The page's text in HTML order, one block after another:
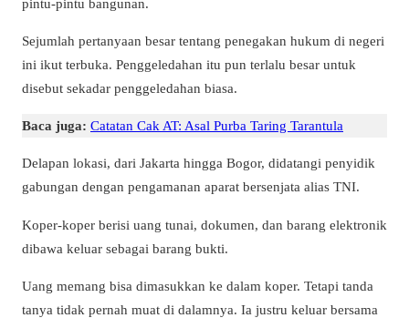
pintu-pintu bangunan.
Sejumlah pertanyaan besar tentang penegakan hukum di negeri
ini ikut terbuka. Penggeledahan itu pun terlalu besar untuk
disebut sekadar penggeledahan biasa.
Baca juga: Catatan Cak AT: Asal Purba Taring Tarantula
Delapan lokasi, dari Jakarta hingga Bogor, didatangi penyidik
gabungan dengan pengamanan aparat bersenjata alias TNI.
Koper-koper berisi uang tunai, dokumen, dan barang elektronik
dibawa keluar sebagai barang bukti.
Uang memang bisa dimasukkan ke dalam koper. Tetapi tanda
tanya tidak pernah muat di dalamnya. Ia justru keluar bersama